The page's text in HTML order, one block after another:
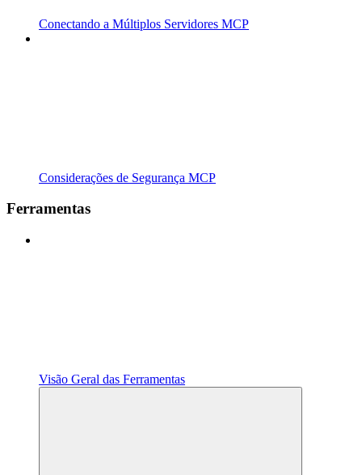
Conectando a Múltiplos Servidores MCP
Considerações de Segurança MCP
Ferramentas
Visão Geral das Ferramentas